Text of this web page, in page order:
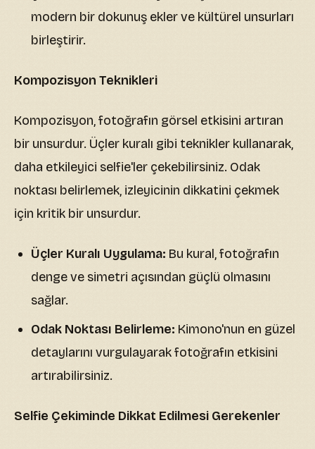
modern bir dokunuş ekler ve kültürel unsurları
birleştirir.
Kompozisyon Teknikleri
Kompozisyon, fotoğrafın görsel etkisini artıran
bir unsurdur. Üçler kuralı gibi teknikler kullanarak,
daha etkileyici selfie'ler çekebilirsiniz. Odak
noktası belirlemek, izleyicinin dikkatini çekmek
için kritik bir unsurdur.
Üçler Kuralı Uygulama: Bu kural, fotoğrafın
denge ve simetri açısından güçlü olmasını
sağlar.
Odak Noktası Belirleme: Kimono'nun en güzel
detaylarını vurgulayarak fotoğrafın etkisini
artırabilirsiniz.
Selfie Çekiminde Dikkat Edilmesi Gerekenler